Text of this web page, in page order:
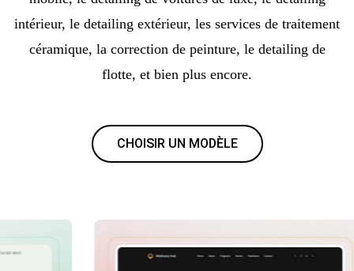
intérieur, le detailing extérieur, les services de traitement
céramique, la correction de peinture, le detailing de
flotte, et bien plus encore.
CHOISIR UN MODÈLE